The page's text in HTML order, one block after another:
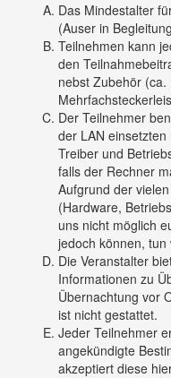
Das Mindestalter
(Auser in
Teilnehmen kann
den
nebst Zubehör
Der Teilnehmer
der LAN
Treiber und
falls der Rechner
Aufgrund der
(Hardware,
uns nicht möglich
jedoch können,
Die Veranstalter
Informationen zu
Übernachtung vor
ist nicht gestattet.
Jeder Teilnehmer
angekündigte
akzeptiert diese